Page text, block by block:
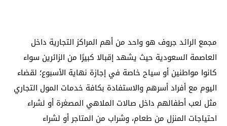
مجمع الرائد جروف هو واحد من أهم المراكز التجارية داخل
العاصمة السعودية حيث يشهد إقبالا كبيرًا من الزائرين سواء
كانوا مواطنين أو سياح خاصة في إجازة نهاية الأسبوع؛ لقضاء
اليوم مع أفراد أسرهم والاستفادة بكافة خدمات المول التجاري
مثل لعب أطفالهم داخل صالات الملاهي المصغرة أو لشراء
احتياجات المنزل من طعام، وشراب من المتاجر أو لشراء